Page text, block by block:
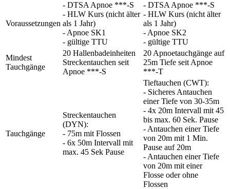
Voraussetzungen
- DTSA Apnoe ***-S
- HLW Kurs (nicht älter
als 1 Jahr)
- Apnoe SK1
- gültige TTU
- DTSA Apnoe ***-S
- HLW Kurs (nicht älter
als 1 Jahr)
- Apnoe SK2
- gültige TTU
Mindest
Tauchgänge
20 Hallenbadeinheiten
Streckentauchen seit
Apnoe ***-S
20 Apnoetauchgänge auf
25m Tiefe seit Apnoe
***-T
Tauchgänge
Streckentauchen
(DYN):
- 75m mit Flossen
- 6x 50m Intervall mit
max. 45 Sek Pause
Tieftauchen (CWT):
- Sicheres Antauchen
einer Tiefe von 30-35m
- 4x 20m Intervall mit 45
bis max. 60 Sek. Pause
- Antauchen einer Tiefe
von 20m mit 1 Min.
Pause auf 20m
- Antauchen einer Tiefe
von 20m mit einer
Flosse oder ohne
Flossen